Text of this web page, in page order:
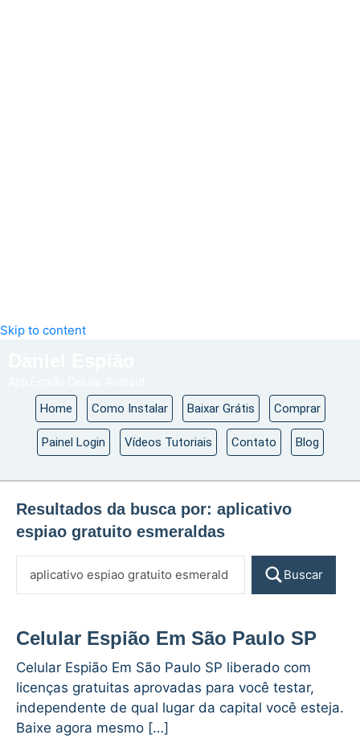
Skip to content
Home Como Instalar Baixar Grátis Comprar
Painel Login Vídeos Tutoriais Contato Blog
Resultados da busca por: aplicativo
espiao gratuito esmeraldas
Buscar
Celular Espião Em São Paulo SP
Celular Espião Em São Paulo SP liberado com
licenças gratuitas aprovadas para você testar,
independente de qual lugar da capital você esteja.
Baixe agora mesmo […]